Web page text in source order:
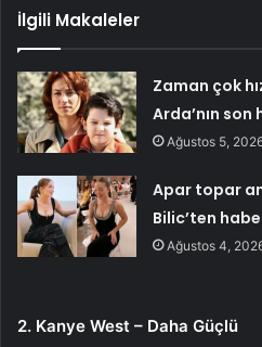
İlgili Makaleler
Zaman çok
Arda’nın son
Ağustos 5,
Apar topar
Bilic’ten
Ağustos 4,
2. Kanye West – Daha Güçlü